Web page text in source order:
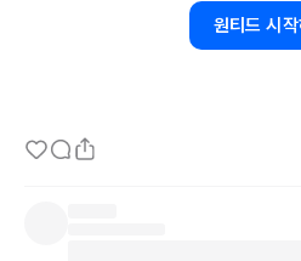
재미있을 수도 있고 일이 벅찰 수도
있게 배우고 있는 중이다. 내가 어떤
원티드 시작